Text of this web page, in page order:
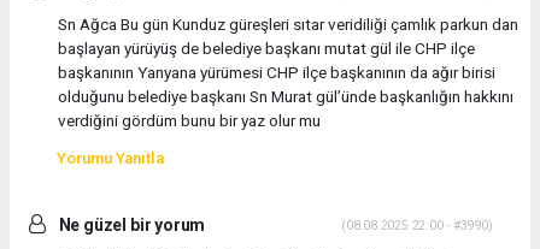
Sn Ağca Bu gün Kunduz güreşleri sıtar veridiliği çamlık parkun dan
başlayan yürüyüş de belediye başkanı mutat gül ile CHP ilçe
başkanının Yanyana yürümesi CHP ilçe başkanının da ağır birisi
olduğunu belediye başkanı Sn Murat gül’ünde başkanlığın hakkını
verdiğini gördüm bunu bir yaz olur mu
Yorumu Yanıtla
Ne güzel bir yorum (08.08.2025 22:00 - #3990)